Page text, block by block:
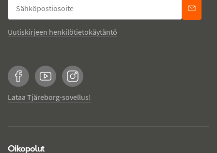
Uutiskirjeen henkilötietokäytäntö
FacebookYouTubeInstagram
Lataa Tjäreborg-sovellus!
Oikopolut